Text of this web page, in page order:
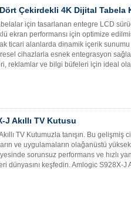
Çekirdekli 4K Dijital Tabela
için tasarlanan entegre LCD
ekran performansı için optimize
ticari alanlarda dinamik içerik sunumu
cihazlarla esnek entegrasyon
reklamlar ve bilgi büfeleri için ideal
J Akıllı TV Kutusu
TV Kutumuzla tanışın. Bu
ve uygulamaların olağanüstü
sorunsuz performans ve hızlı
dünyasını keşfedin. Amlogic S928X-J